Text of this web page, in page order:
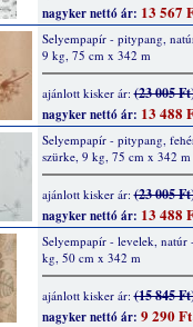
nagyker nettó ár: 13 567
Selyempapír - pitypang,
9 kg, 75 cm x 342 m
ajánlott kisker ár:(23 005
nagyker nettó ár: 13 488
Selyempapír - pitypang,
szürke, 9 kg, 75 cm x 342 m
ajánlott kisker ár:(23 005
nagyker nettó ár: 13 488
Selyempapír - levelek, natúr
kg, 50 cm x 342 m
ajánlott kisker ár:(15 845
nagyker nettó ár: 9 290 Ft